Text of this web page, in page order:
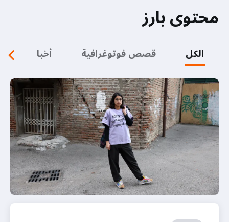
محتوى بارز
الكل قصص فوتوغرافية أخبار